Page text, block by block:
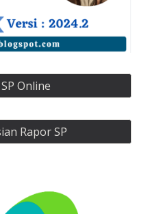
Online
Rapor SP